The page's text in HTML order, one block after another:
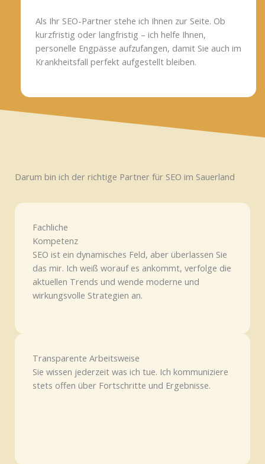
Als Ihr SEO-Partner stehe ich Ihnen zur Seite. Ob
kurzfristig oder langfristig – ich helfe Ihnen,
personelle Engpässe aufzufangen, damit Sie auch im
Krankheitsfall perfekt aufgestellt bleiben.
Darum bin ich der richtige Partner für SEO im Sauerland
Fachliche
Kompetenz
SEO ist ein dynamisches Feld, aber überlassen Sie
das mir. Ich weiß worauf es ankommt, verfolge die
aktuellen Trends und wende moderne und
wirkungsvolle Strategien an.
Transparente Arbeitsweise
Sie wissen jederzeit was ich tue. Ich kommuniziere
stets offen über Fortschritte und Ergebnisse.